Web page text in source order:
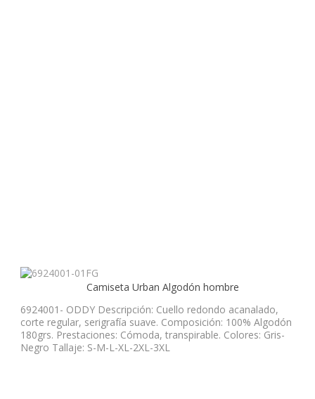
Camiseta Urban Algodón hombre
6924001- ODDY Descripción: Cuello redondo acanalado,
corte regular, serigrafía suave. Composición: 100% Algodón
180grs. Prestaciones: Cómoda, transpirable. Colores: Gris-
Negro Tallaje: S-M-L-XL-2XL-3XL